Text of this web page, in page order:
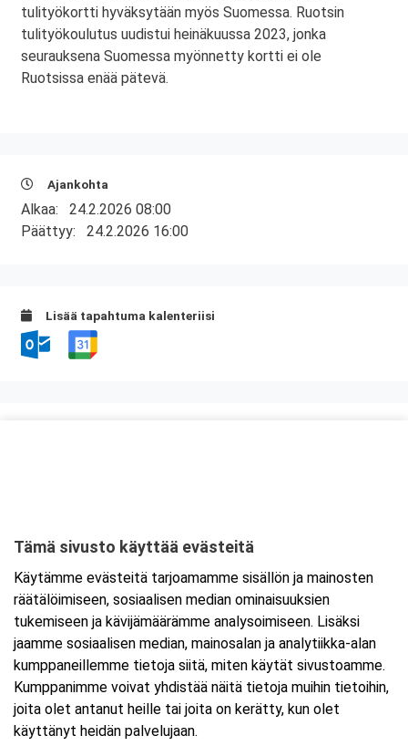
tulityökortti hyväksytään myös Suomessa. Ruotsin
tulityökoulutus uudistui heinäkuussa 2023, jonka
seurauksena Suomessa myönnetty kortti ei ole
Ruotsissa enää pätevä.
Ajankohta
Alkaa: 24.2.2026 08:00
Päättyy: 24.2.2026 16:00
Lisää tapahtuma kalenteriisi
Tarkempi kartta ja ajo-ohjeet
Tämä sivusto käyttää evästeitä
Käytämme evästeitä tarjoamamme sisällön ja mainosten
räätälöimiseen, sosiaalisen median ominaisuuksien
tukemiseen ja kävijämäärämme analysoimiseen. Lisäksi
jaamme sosiaalisen median, mainosalan ja analytiikka-alan
kumppaneillemme tietoja siitä, miten käytät sivustoamme.
Kumppanimme voivat yhdistää näitä tietoja muihin tietoihin,
joita olet antanut heille tai joita on kerätty, kun olet
käyttänyt heidän palvelujaan.